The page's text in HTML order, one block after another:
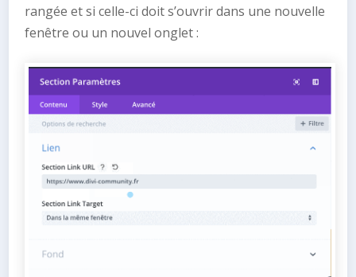
rangée et si celle-ci doit s’ouvrir dans une nouvelle
fenêtre ou un nouvel onglet :